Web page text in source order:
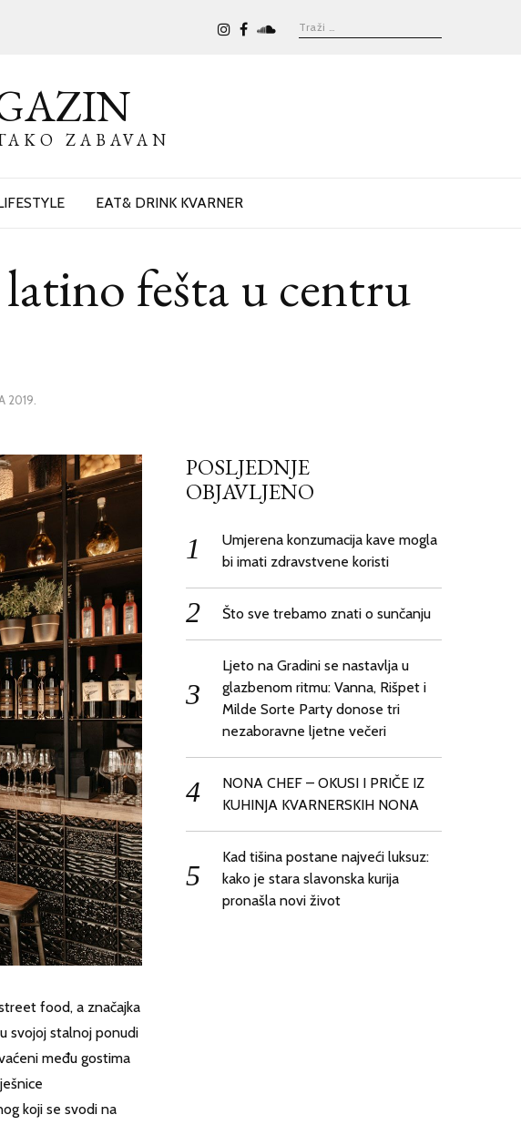
ZABAVAN
EAT& DRINK KVARNER
fešta u centru
2019.
food, a značajka
svojoj stalnoj ponudi
među gostima
koji se svodi na
POSLJEDNJE
OBJAVLJENO
Umjerena konzumacija kave mogla
bi imati zdravstvene koristi
Što sve trebamo znati o sunčanju
Ljeto na Gradini se nastavlja u
glazbenom ritmu: Vanna, Rišpet i
Milde Sorte Party donose tri
nezaboravne ljetne večeri
NONA CHEF – OKUSI I PRIČE IZ
KUHINJA KVARNERSKIH NONA
Kad tišina postane najveći luksuz:
kako je stara slavonska kurija
pronašla novi život